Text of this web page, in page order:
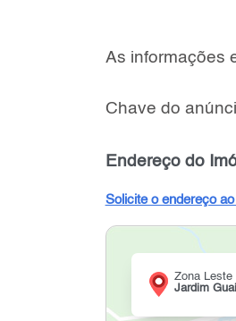
As informações
Chave do
Endereço do
Solicite o endereço
Zona Leste
Jardim